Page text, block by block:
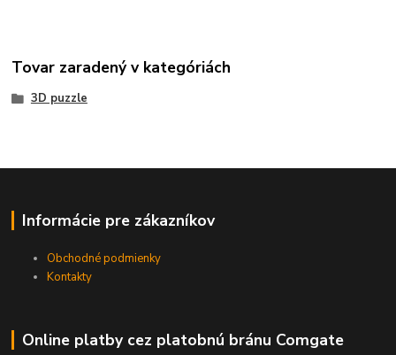
Tovar zaradený v kategóriách
3D puzzle
Informácie pre zákazníkov
Obchodné podmienky
Kontakty
Online platby cez platobnú bránu Comgate